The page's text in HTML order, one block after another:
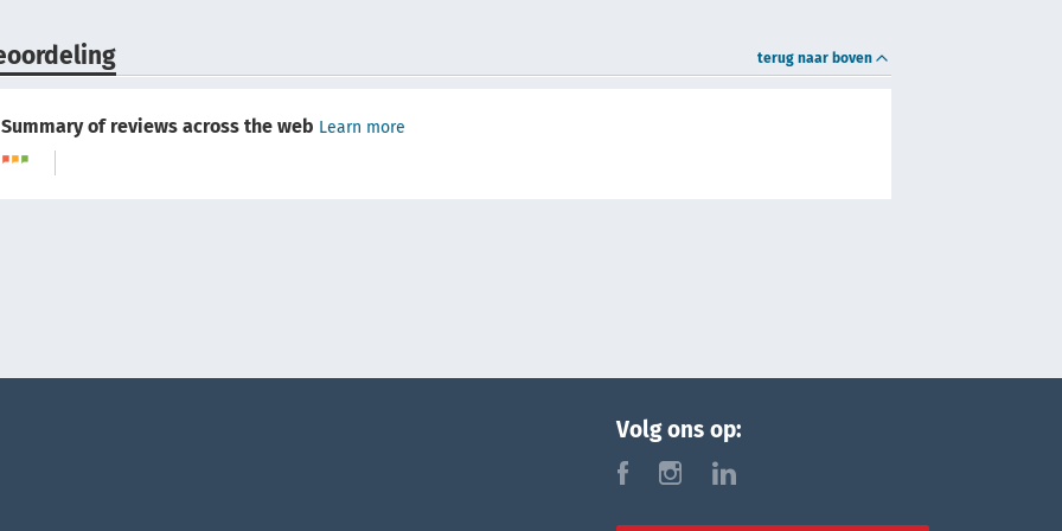
terug naar boven
Summary of reviews across the web Learn more
Volg ons op:
f i l